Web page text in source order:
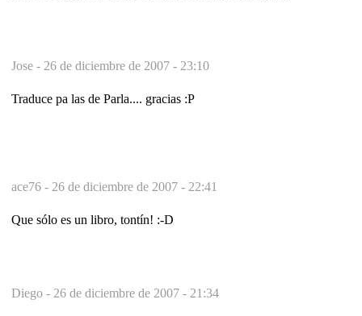
Jose - 26 de diciembre de 2007 - 23:10
Traduce pa las de Parla.... gracias :P
ace76 - 26 de diciembre de 2007 - 22:41
Que sólo es un libro, tontín! :-D
Diego - 26 de diciembre de 2007 - 21:34